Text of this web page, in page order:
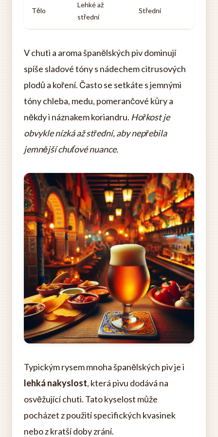
Tělo
Lehké až
střední
Střední
V chuti a aroma španělských piv dominují
spíše sladové tóny s nádechem citrusových
plodů a koření. Často se setkáte s jemnými
tóny chleba, medu, pomerančové kůry a
někdy i náznakem koriandru. Hořkost je
obvykle nízká až střední, aby nepřebila
jemnější chuťové nuance.
Typickým rysem mnoha španělských piv je i
lehká nakyslost, která pivu dodává na
osvěžující chuti. Tato kyselost může
pocházet z použití specifických kvasinek
nebo z kratší doby zrání.